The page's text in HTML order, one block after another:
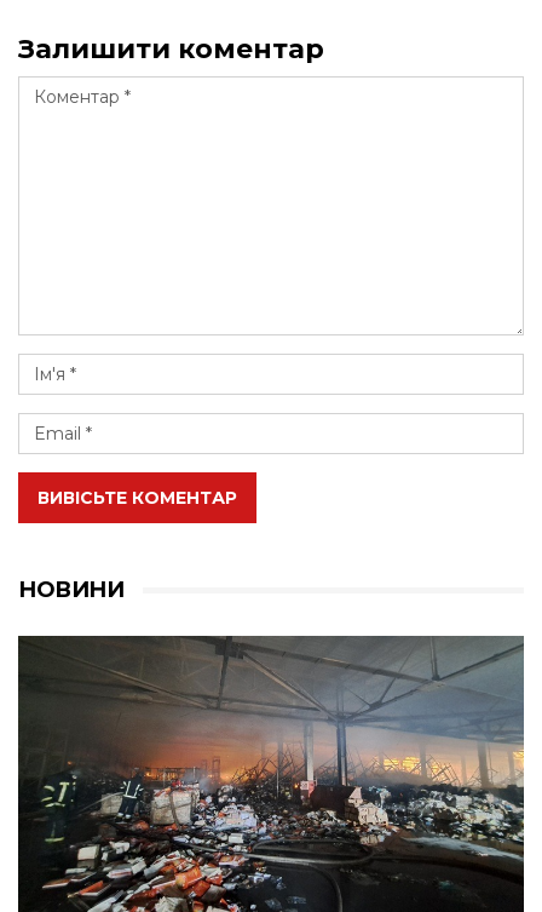
Залишити коментар
ВИВІСЬТЕ КОМЕНТАР
НОВИНИ